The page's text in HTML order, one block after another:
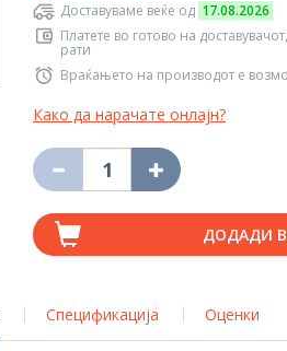
Доставуваме веќе од 17.08.2026
Платете во готово на
рати
Враќањето на производот е
Како да нарачате онлајн?
ДОДАДИ
Спецификација Оценки